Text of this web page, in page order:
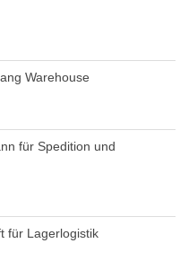
Warehouse
für Spedition und
für Lagerlogistik